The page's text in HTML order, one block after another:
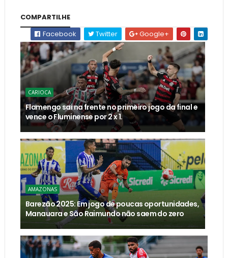
COMPARTILHE
Facebook
Twitter Google+
CARIOCA
Flamengo sai na frente no primeiro jogo da final e
vence o Fluminense por 2 x 1.
AMAZONAS
Barezão 2025: Em jogo de poucas oportunidades,
Manauara e São Raimundo não saem do zero